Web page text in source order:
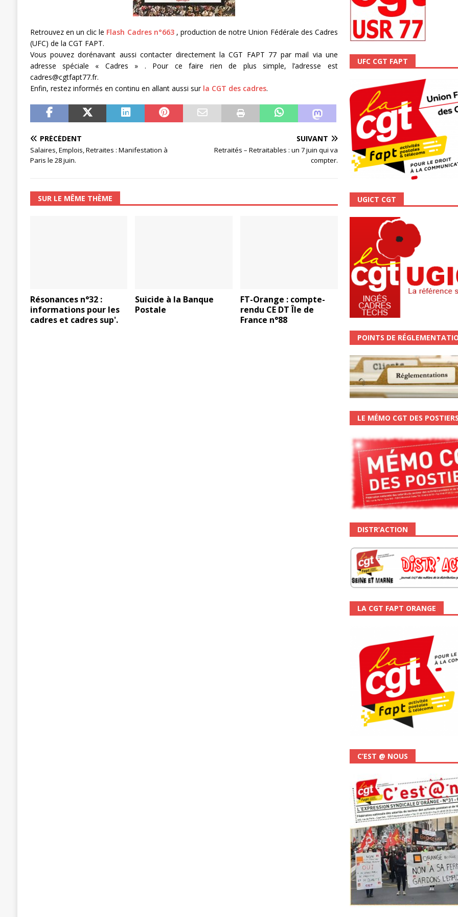
[ 27 avril 2024 ] 1er MAI 2024 ACTUALITÉ
Retrouvez en un clic le Flash Cadres n°663, production de notre Union Fédérale des Cadres
(UFC) de la CGT FAPT.
Vous pouvez dorénavant aussi contacter directement la CGT FAPT 77 par mail via une
adresse spéciale « Cadres » . Pour ce faire rien de plus simple, l’adresse est
cadres@cgtfapt77.fr.
Enfin, restez informés en continu en allant aussi surla CGT des cadres.
PRÉCÉDENT
Salaires, Emplois, Retraites : Manifestation à
Paris le 28 juin.
SUIVANT
Retraités – Retraitables : un 7 juin qui va
compter.
SUR LE MÊME THÈME
Résonances n°32 :
informations pour les
cadres et cadres sup'.
Suicide à la Banque
Postale
FT-Orange : compte-
rendu CE DT Île de
France n°88
UFC CGT FAPT
UGICT CGT
POINTS DE
LE MÉMO CGT DES
DISTR’ACTION
LA CGT FAPT ORANGE
C’EST @ NOUS